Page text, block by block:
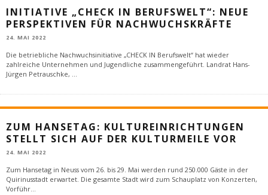
INITIATIVE „CHECK IN BERUFSWELT“: NEUE
PERSPEKTIVEN FÜR NACHWUCHSKRÄFTE
24. MAI 2022
Die betriebliche Nachwuchsinitiative „CHECK IN Berufswelt“ hat wieder
zahlreiche Unternehmen und Jugendliche zusammengeführt. Landrat Hans-
Jürgen Petrauschke, ...
ZUM HANSETAG: KULTUREINRICHTUNGEN
STELLT SICH AUF DER KULTURMEILE VOR
24. MAI 2022
Zum Hansetag in Neuss vom 26. bis 29. Mai werden rund 250.000 Gäste in der
Quirinusstadt erwartet. Die gesamte Stadt wird zum Schauplatz von Konzerten,
Vorführ...